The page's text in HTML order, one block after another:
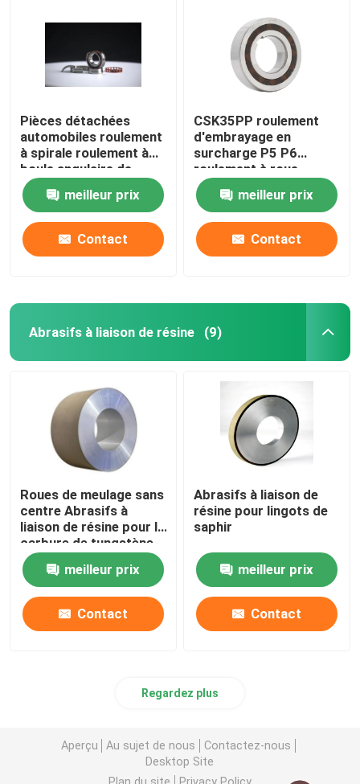
Pièces détachées
automobiles roulement
à spirale roulement à
boule angulaire de
contact scellé 70, 72,
718, 719 pour
machines-outils Sp
meilleur prix
Contact
CSK35PP roulement
d'embrayage en
surcharge P5 P6
roulement à roue
unique
meilleur prix
Contact
Abrasifs à liaison de résine (9)
Roues de meulage sans
centre Abrasifs à
liaison de résine pour le
carbure de tungstène
meilleur prix
Contact
Abrasifs à liaison de
résine pour lingots de
saphir
meilleur prix
Contact
Regardez plus
Aperçu Au sujet de nous
Contactez-nous
Desktop Site
Plan du site
Privacy Policy